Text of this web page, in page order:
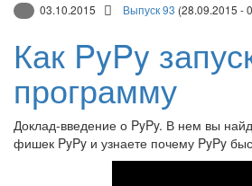
03.10.2015 Выпуск 93 (28.09.2015 -
Как PyPy
программу
Доклад-введение о PyPy. В нем вы
фишек PyPy и узнаете почему PyPy